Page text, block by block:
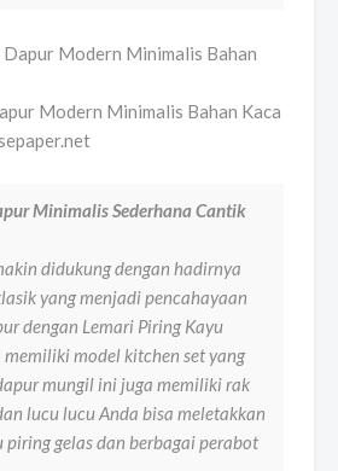
Modern Minimalis Bahan Kaca
Minimalis Sederhana Cantik
didukung dengan hadirnya
yang menjadi pencahayaan
dengan Lemari Piring Kayu
memiliki model kitchen set yang
mungil ini juga memiliki rak
lucu lucu Anda bisa meletakkan
piring gelas dan berbagai perabot